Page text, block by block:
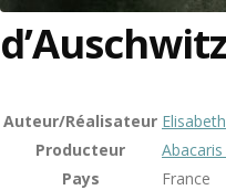
Auteur/Réalisateur
Producteur
Pays
France